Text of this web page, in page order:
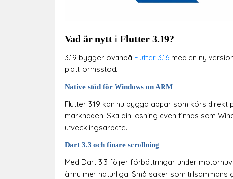
Vad är nytt i Flutter 3.19?
3.19 bygger ovanpå Flutter 3.16 med en ny
plattformsstöd.
Native stöd för Windows on ARM
Flutter 3.19 kan nu bygga appar som körs
marknaden. Ska din lösning även finnas som
utvecklingsarbete.
Dart 3.3 och finare scrollning
Med Dart 3.3 följer förbättringar under
ännu mer naturliga. Små saker som